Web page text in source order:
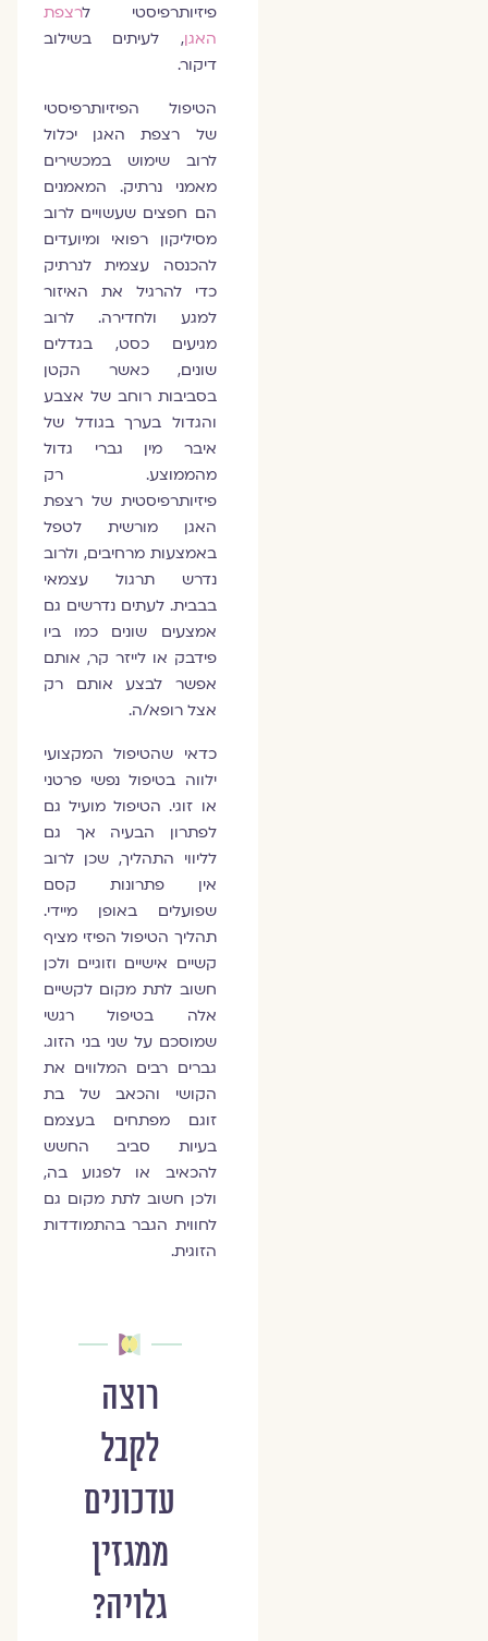
פיזיותרפיסטי ל
רצפת
האגן, לעיתים בשילוב
דיקור.
הטיפול הפיזיותרפיסטי
של רצפת האגן יכלול
לרוב שימוש במכשירים
מאמני נרתיק. המאמנים
הם חפצים שעשויים לרוב
מסיליקון רפואי ומיועדים
להכנסה עצמית לנרתיק
כדי להרגיל את האיזור
למגע ולחדירה. לרוב
מגיעים כסט, בגדלים
שונים, כאשר הקטן
בסביבות רוחב של אצבע
והגדול בערך בגודל של
איבר מין גברי גדול
מהממוצע. רק
פיזיותרפיסטית של רצפת
האגן מורשית לטפל
באמצעות מרחיבים, ולרוב
נדרש תרגול עצמאי
בבבית. לעתים נדרשים גם
אמצעים שונים כמו ביו
פידבק או לייזר קר, אותם
אפשר לבצע אותם רק
אצל רופא/ה.
כדאי שהטיפול המקצועי
ילווה בטיפול נפשי פרטני
או זוגי. הטיפול מועיל גם
לפתרון הבעיה אך גם
לליווי התהליך, שכן לרוב
אין פתרונות קסם
שפועלים באופן מיידי.
תהליך הטיפול הפיזי מציף
קשיים אישיים וזוגיים ולכן
חשוב לתת מקום לקשיים
אלה בטיפול רגשי
שמוסכם על שני בני הזוג.
גברים רבים המלווים את
הקושי והכאב של בת
זוגם מפתחים בעצמם
בעיות סביב החשש
להכאיב או לפגוע בה,
ולכן חשוב לתת מקום גם
לחווית הגבר בהתמודדות
הזוגית.
רוצה
לקבל
עדכונים
ממגזין
גלויה?